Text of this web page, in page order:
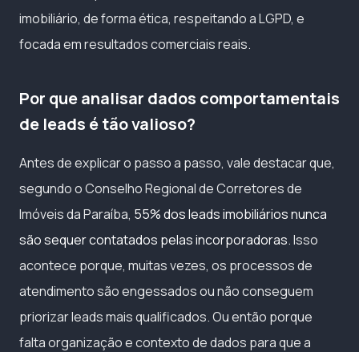
imobiliário, de forma ética, respeitando a LGPD, e
focada em resultados comerciais reais.
Por que analisar dados comportamentais
de leads é tão valioso?
Antes de explicar o passo a passo, vale destacar que,
segundo o Conselho Regional de Corretores de
Imóveis da Paraíba, 55% dos leads imobiliários nunca
são sequer contatados pelas incorporadoras. Isso
acontece porque, muitas vezes, os processos de
atendimento são engessados ou não conseguem
priorizar leads mais qualificados. Ou então porque
falta organização e contexto de dados para que a